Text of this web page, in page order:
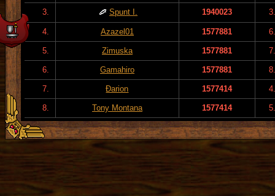
3. Spunt I. 1940023
4. Azazel01 1577881
5. Zimuska 1577881
6. Gamahiro 1577881
7. Đarion 1577414
8. Tony Montana 1577414